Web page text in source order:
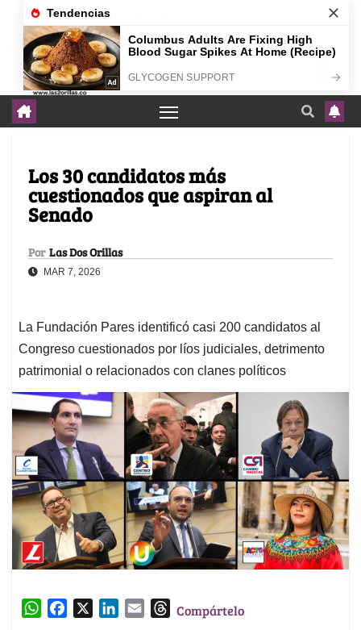
Los 30 candidatos más
cuestionados que aspiran al
Senado
Por Las Dos Orillas
MAR 7, 2026
La Fundación Pares identificó casi 200 candidatos al
Congreso cuestionados por líos judiciales, detrimento
patrimonial o relacionados con clanes políticos
W
TCompártelo